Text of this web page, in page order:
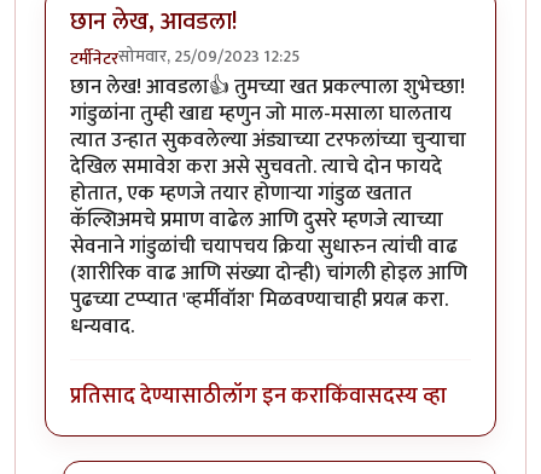
छान लेख, आवडला!
टर्मीनेटरसोमवार, 25/09/2023 12:25
छान लेख! आवडला👍 तुमच्या खत प्रकल्पाला शुभेच्छा!
गांडुळांना तुम्ही खाद्य म्हणुन जो माल-मसाला घालताय
त्यात उन्हात सुकवलेल्या अंड्याच्या टरफलांच्या चुऱ्याचा
देखिल समावेश करा असे सुचवतो. त्याचे दोन फायदे
होतात, एक म्हणजे तयार होणाऱ्या गांडुळ खतात
कॅल्शिअमचे प्रमाण वाढेल आणि दुसरे म्हणजे त्याच्या
सेवनाने गांडुळांची चयापचय क्रिया सुधारुन त्यांची वाढ
(शारीरिक वाढ आणि संख्या दोन्ही) चांगली होइल आणि
पुढच्या टप्प्यात 'व्हर्मीवॉश' मिळवण्याचाही प्रयत्न करा.
धन्यवाद.
प्रतिसाद देण्यासाठीलॉग इन कराकिंवासदस्य व्हा